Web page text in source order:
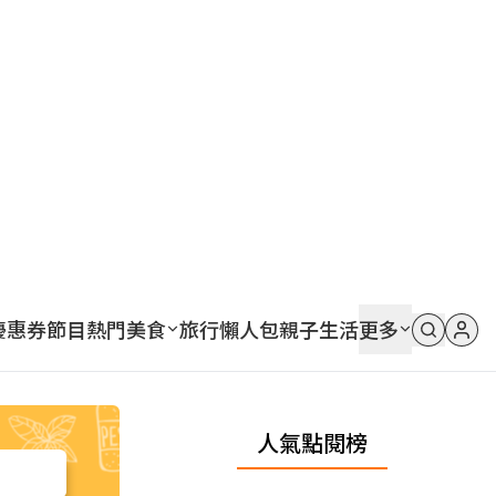
惠券節目熱門美食 旅行懶人包親子生活更多
人氣點閱榜